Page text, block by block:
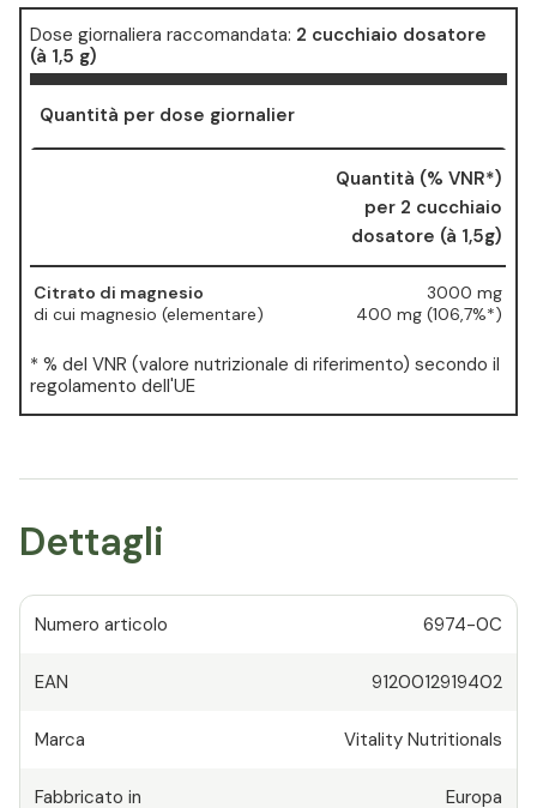
Dose giornaliera raccomandata: 2 cucchiaio dosatore
(à 1,5 g)
Quantità per dose giornalier
Quantità (% VNR*)
per 2 cucchiaio
dosatore (à 1,5g)
Citrato di magnesio
di cui magnesio (elementare)
3000 mg
400 mg (106,7%*)
* % del VNR (valore nutrizionale di riferimento) secondo il
regolamento dell'UE
Dettagli
Numero articolo 6974-0C
EAN 9120012919402
Marca Vitality Nutritionals
Fabbricato in Europa